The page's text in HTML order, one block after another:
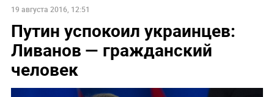
19 августа 2016, 12:51
Путин успокоил украинцев:
Ливанов — гражданский
человек